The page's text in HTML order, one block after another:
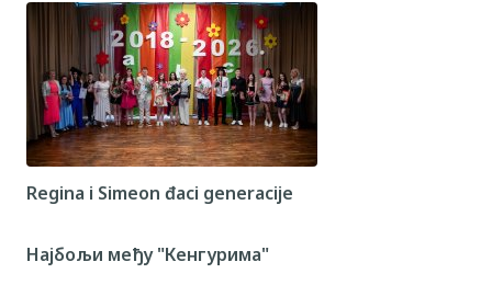
Regina i Simeon đaci generacije
Најбољи међу "Кенгурима"